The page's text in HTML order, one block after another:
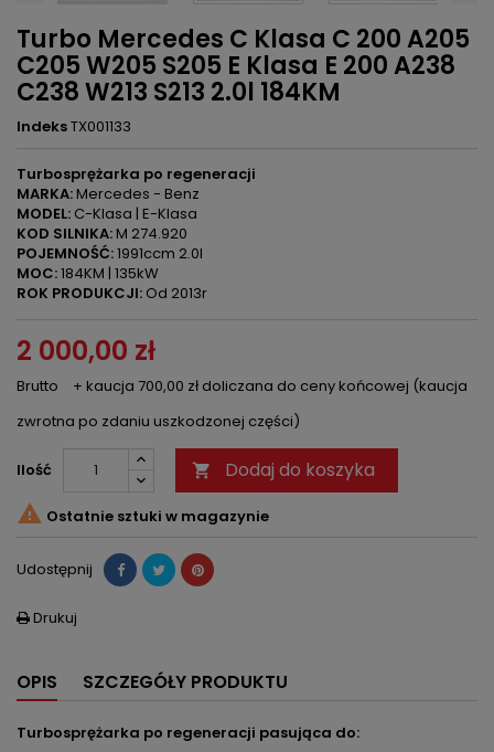
Turbo Mercedes C Klasa C 200 A205
C205 W205 S205 E Klasa E 200 A238
C238 W213 S213 2.0l 184KM
IndeksTX001133
Turbosprężarka po regeneracji
MARKA:Mercedes - Benz
MODEL: C-Klasa | E-Klasa
KOD SILNIKA:M 274.920
POJEMNOŚĆ:1991ccm 2.0l
MOC:184KM | 135kW
ROK PRODUKCJI: Od 2013r
2 000,00 zł
Brutto
+ kaucja 700,00 zł doliczana do ceny końcowej (kaucja
zwrotna po zdaniu uszkodzonej części)
Ilość  Dodaj do koszyka
 Ostatnie sztuki w magazynie
Udostępnij
 Drukuj
OPIS SZCZEGÓŁY PRODUKTU
Turbosprężarka po regeneracji pasująca do: